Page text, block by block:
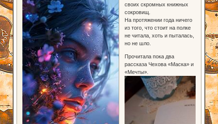
своих скромных книжных
сокровищ.
На протяжении года ничего
из того, что стоит на полке
не читала, хоть и пыталась,
но не шло.
Прочитала пока два
рассказа Чехова «Маска» и
«Мечты».